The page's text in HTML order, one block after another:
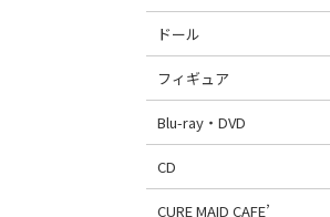
ドール
フィギュア
Blu-ray・DVD
CD
CURE MAID CAFE’